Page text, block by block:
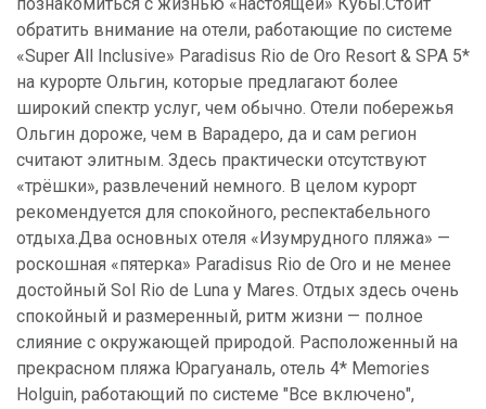
обратить внимание на отели, работающие по системе
«Super All Inclusive» Paradisus Rio de Oro Resort & SPA 5*
на курорте Ольгин, которые предлагают более
широкий спектр услуг, чем обычно. Отели побережья
Ольгин дороже, чем в Варадеро, да и сам регион
считают элитным. Здесь практически отсутствуют
«трёшки», развлечений немного. В целом курорт
рекомендуется для спокойного, респектабельного
отдыха.Два основных отеля «Изумрудного пляжа» —
роскошная «пятерка» Paradisus Rio de Oro и не менее
достойный Sol Rio de Luna y Mares. Отдых здесь очень
спокойный и размеренный, ритм жизни — полное
слияние с окружающей природой. Расположенный на
прекрасном пляжа Юрагуаналь, отель 4* Memories
Holguin, работающий по системе "Все включено",